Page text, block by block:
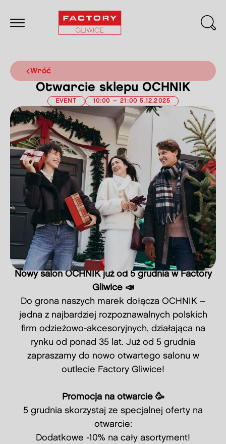
wróć
Otwarcie sklepu OCHNIK
EVENT 10:00 – 21:00 5.12.2025
Nowy salon OCHNIK już od 5 grudnia w Factory
Gliwice 📣
Do grona naszych marek dołącza OCHNIK –
jedna z najbardziej rozpoznawalnych polskich
firm odzieżowo-akcesoryjnych, działająca na
rynku od ponad 35 lat. Już od 5 grudnia
zapraszamy do nowo otwartego salonu w
outlecie Factory Gliwice!
Promocja na otwarcie 🥳
5 grudnia skorzystaj ze specjalnej oferty na
otwarcie:
Dodatkowe -10% na cały asortyment!